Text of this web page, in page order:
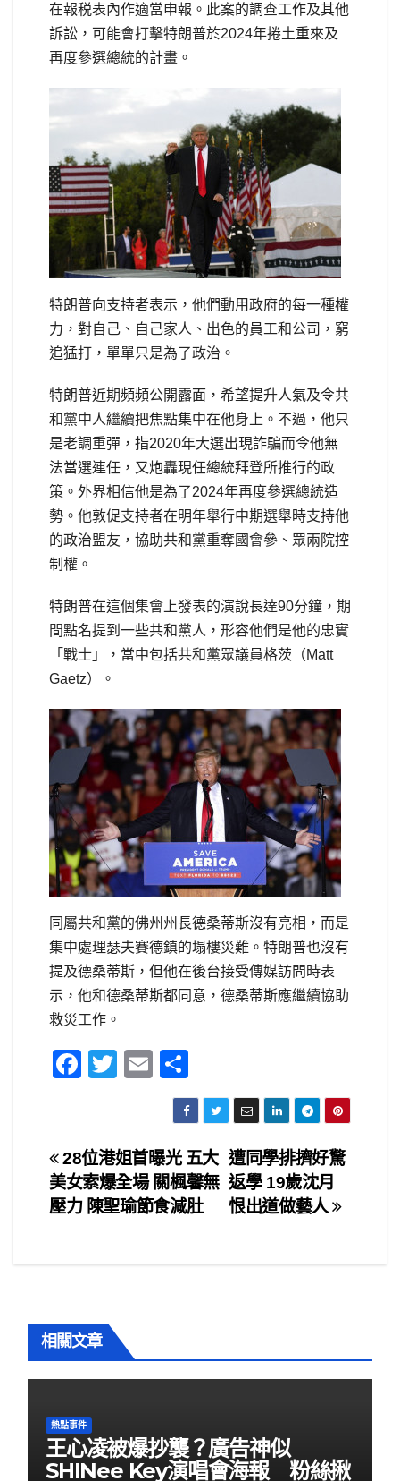
在報税表內作適當申報。此案的調查工作及其他
訴訟，可能會打擊特朗普於2024年捲土重來及
再度參選總統的計畫。
特朗普向支持者表示，他們動用政府的每一種權
力，對自己、自己家人、出色的員工和公司，窮
追猛打，單單只是為了政治。
特朗普近期頻頻公開露面，希望提升人氣及令共
和黨中人繼續把焦點集中在他身上。不過，他只
是老調重彈，指2020年大選出現詐騙而令他無
法當選連任，又炮轟現任總統拜登所推行的政
策。外界相信他是為了2024年再度參選總統造
勢。他敦促支持者在明年舉行中期選舉時支持他
的政治盟友，協助共和黨重奪國會參、眾兩院控
制權。
特朗普在這個集會上發表的演說長達90分鐘，期
間點名提到一些共和黨人，形容他們是他的忠實
「戰士」，當中包括共和黨眾議員格茨（Matt
Gaetz）。
同屬共和黨的佛州州長德桑蒂斯沒有亮相，而是
集中處理瑟夫賽德鎮的塌樓災難。特朗普也沒有
提及德桑蒂斯，但他在後台接受傳媒訪問時表
示，他和德桑蒂斯都同意，德桑蒂斯應繼續協助
救災工作。
F
e
b
o
T
er
E
m
ail
h
ar
e
文
章
遭同學排擠好驚
返學 19歲沈月
恨出道做藝人
28位港姐首曝光 五大
美女索爆全場 關楓馨無
壓力 陳聖瑜節食減肚
相關文章
熱點事件
王心凌被爆抄襲？廣告神似
SHINee Key演唱會海報 粉絲揪